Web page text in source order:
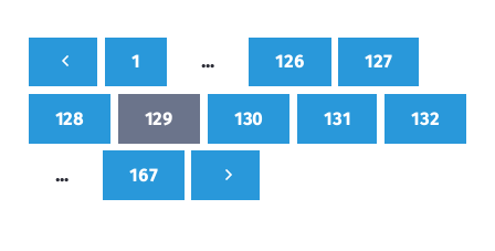
1 … 126 127
128 129 130 131 132
… 167